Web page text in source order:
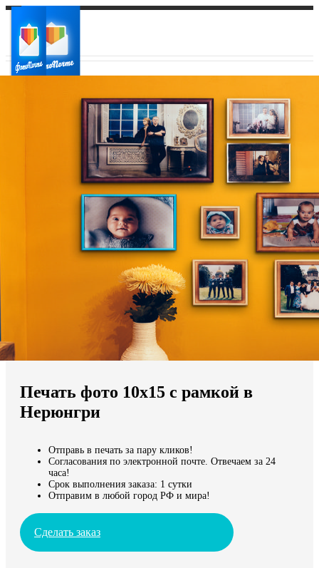
Ваш регион доставки
Выберите из списка:
Мы доставляем по всему миру
Продолжить без города
Печать фото 10х15 с рамкой в
Нерюнгри
Отправь в печать за пару кликов!
Согласования по электронной почте. Отвечаем за 24
часа!
Срок выполнения заказа: 1 сутки
Отправим в любой город РФ и мира!
Сделать заказ